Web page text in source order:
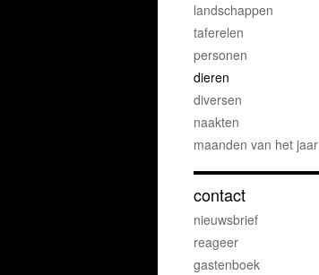
landschappen
taferelen
personen
dieren
diversen
naakten
maanden van het jaar
contact
nieuwsbrief
reageer
gastenboek